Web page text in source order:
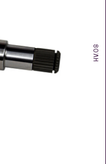
HV.08